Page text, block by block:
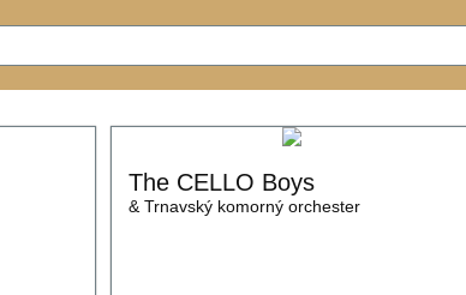
The CELLO Boys
& Trnavský komorný orchester